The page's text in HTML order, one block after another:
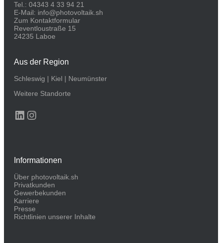
Tel.: 04343 4 33 94 21
E-Mail: info@photovoltaik.sh
Zum Kontaktformular
Reventloustraße 15
24235 Laboe
Aus der Region
Schleswig | Kiel | Neumünster
Weitere Standorte
LinkedIn
Instagram
Informationen
Über photovoltaik.sh
Privatkunden
Gewerbekunden
Karriere
Presse
Richtlinien unserer Inhalte